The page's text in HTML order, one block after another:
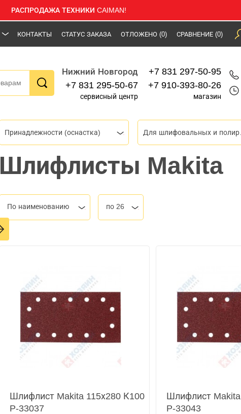
РАСПРОДАЖА ТЕХНИКИ CAIMAN!
КОНТАКТЫ СТАТУС ЗАКАЗА ОТЛОЖЕНО (0) СРАВНЕНИЕ (0)
Нижний Новгород
+7 831 295-50-67
сервисный центр
+7 831 297-50-95
+7 910-393-80-26
магазин
Принадлежности (оснастка)
Шлифлисты Makita
По наименованию по 26
Шлифлист Makita 115х280 К100
P-33037
Шлифлист
P-33043